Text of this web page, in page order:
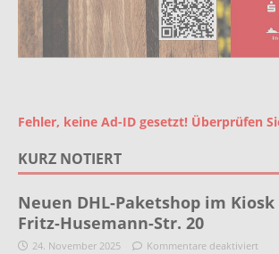
Fehler, keine Ad-ID gesetzt! Überprüfen
KURZ NOTIERT
Neuen DHL-Paketshop im
Fritz-Husemann-Str. 20
24. November 2025 Kommentare deaktiviert